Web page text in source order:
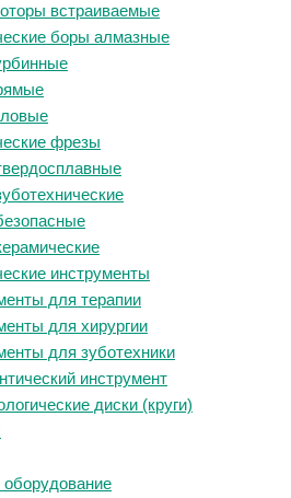
встраиваемые
боры алмазные
фрезы
инструменты
для терапии
для хирургии
для зуботехники
инструмент
диски (круги)